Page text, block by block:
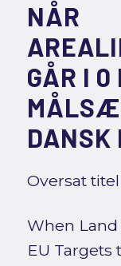
NÅR
GÅR I 0
Oversat titel
When Land
EU Targets